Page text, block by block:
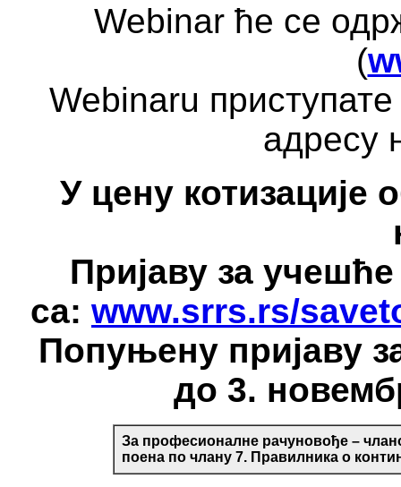
Webinar ће се
(
Webinaru
адресу
У цену котизације
Пријаву за
са: www.srrs.rs/
Попуњену пријаву
до 3.
За професионалне рачуновође –
поена по члану 7. Правилника о